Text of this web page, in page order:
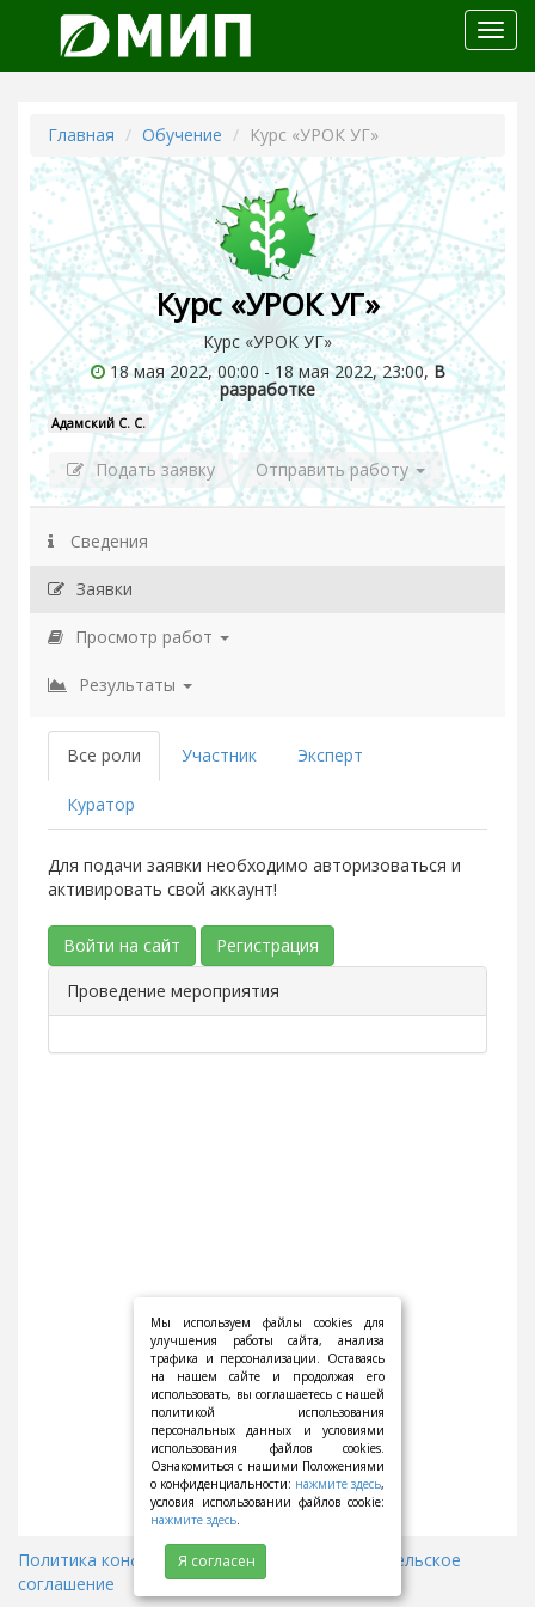
меню
Главная Обучение Курс «УРОК УГ»
Курс «УРОК УГ»
Курс «УРОК УГ»
18 мая 2022, 00:00 - 18 мая 2022, 23:00,В
разработке
Адамский С. С.
Подать заявку Отправить работу
Сведения
Заявки
Просмотр работ
Результаты
Все роли Участник Эксперт
Куратор
Для подачи заявки необходимо авторизоваться и
активировать свой аккаунт!
Войти на сайт
Регистрация
Проведение мероприятия
Политика конфиденциальности
Пользовательское
соглашение
Мы используем файлы cookies для
улучшения работы сайта, анализа
трафика и персонализации. Оставаясь
на нашем сайте и продолжая его
использовать, вы соглашаетесь с нашей
политикой использования
персональных данных и условиями
использования файлов cookies.
Ознакомиться с нашими Положениями
о конфиденциальности: нажмите здесь,
условия использовании файлов cookie:
нажмите здесь.
Я согласен